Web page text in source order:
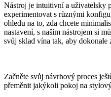
Nástroj je intuitivní a uživatelsky
experimentovat s různými
ohledu na to, zda chcete
nastavení, s naším nástrojem si
svůj sklad vína tak, aby dokonale
Začněte svůj návrhový proces
přeměnit jakýkoli pokoj na